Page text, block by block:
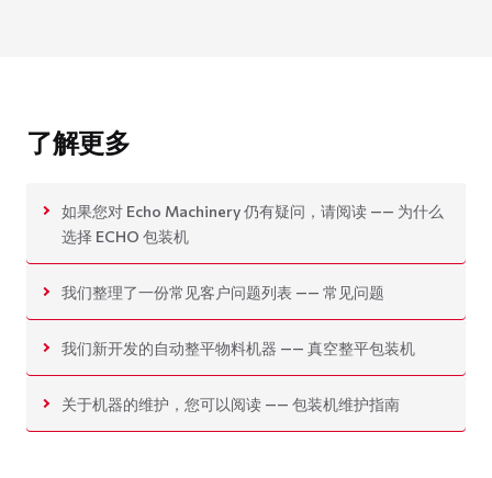
了解更多
如果您对 Echo Machinery 仍有疑问，请阅读 —— 为什么
选择 ECHO 包装机
我们整理了一份常见客户问题列表 —— 常见问题
我们新开发的自动整平物料机器 —— 真空整平包装机
关于机器的维护，您可以阅读 —— 包装机维护指南